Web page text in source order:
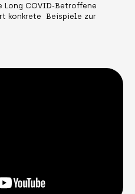
Long COVID-Betroffene
konkrete Beispiele zur